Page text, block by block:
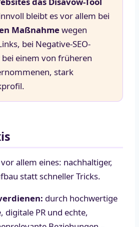
bleibt es vor allem bei
Maßnahmewegen
bei Negative-SEO-
einem von früheren
stark
allem eines: nachhaltiger,
statt schneller Tricks.
durch hochwertige
digitale PR und echte,